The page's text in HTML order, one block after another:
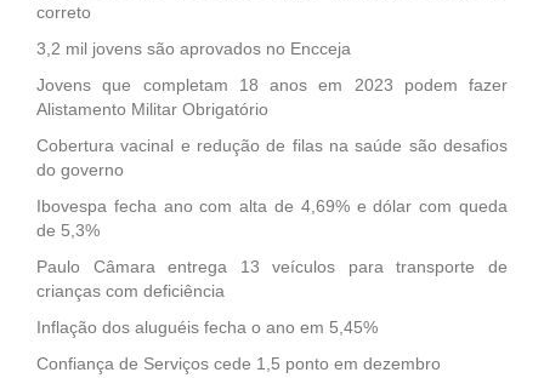
correto
3,2 mil jovens são aprovados no Encceja
Jovens que completam 18 anos em 2023 podem fazer
Alistamento Militar Obrigatório
Cobertura vacinal e redução de filas na saúde são desafios
do governo
Ibovespa fecha ano com alta de 4,69% e dólar com queda
de 5,3%
Paulo Câmara entrega 13 veículos para transporte de
crianças com deficiência
Inflação dos aluguéis fecha o ano em 5,45%
Confiança de Serviços cede 1,5 ponto em dezembro